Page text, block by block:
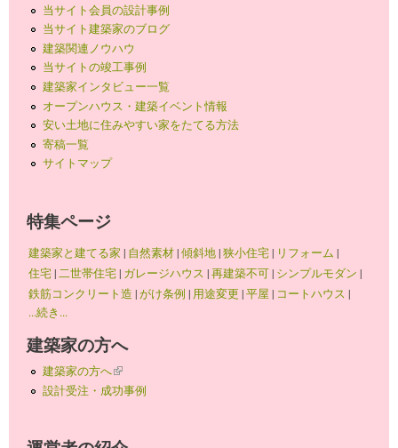
当サイト会員の設計事例
当サイト建築家のブログ
建築関連ノウハウ
当サイトの竣工事例
建築家インタビュー一覧
オープンハウス・建築イベント情報
安い土地に住みやすい家をたてる方法
寄稿一覧
サイトマップ
特集ページ
建築家と建てる家 | 自然素材|傾斜地|狭小住宅| リフォーム |
住宅|二世帯住宅| ガレージハウス |再建築不可| シンプルモダン |
鉄筋コンクリート造 |がけ条例 | 用途変更 |平屋 | コートハウス |
...続き...
建築家の方へ
建築家の方へ(link is external)
設計受注・成功事例